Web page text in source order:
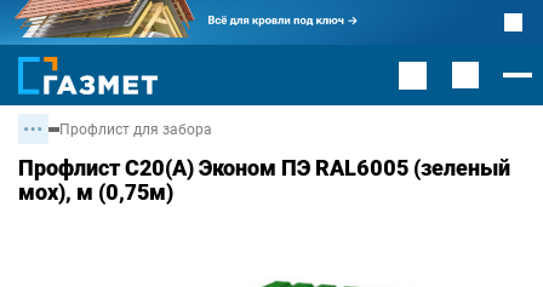
Профлист для забора
Профлист С20(А) Эконом ПЭ RAL6005 (зеленый
мох), м (0,75м)